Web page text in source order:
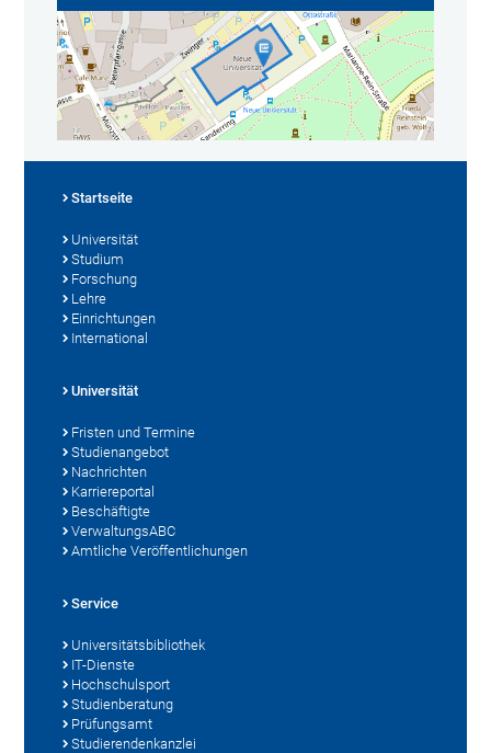
Startseite
Universität
Studium
Forschung
Lehre
Einrichtungen
International
Universität
Fristen und Termine
Studienangebot
Nachrichten
Karriereportal
Beschäftigte
VerwaltungsABC
Amtliche Veröffentlichungen
Service
Universitätsbibliothek
IT-Dienste
Hochschulsport
Studienberatung
Prüfungsamt
Studierendenkanzlei